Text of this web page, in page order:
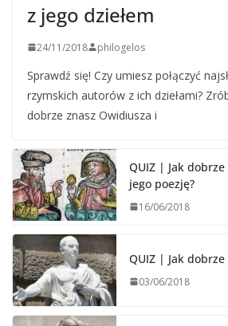
z jego dziełem
24/11/2018 philogelos
Sprawdź się! Czy umiesz połączyć
rzymskich autorów z ich dziełami?
dobrze znasz Owidiusza i
QUIZ | Jak
jego poezję?
16/06/2018
QUIZ | Jak dobrze
03/06/2018